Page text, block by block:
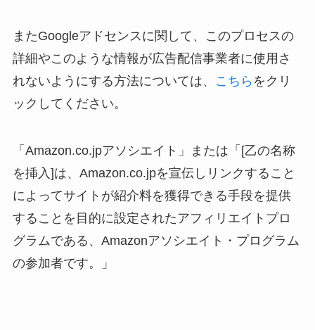
またGoogleアドセンスに関して、このプロセスの
詳細やこのような情報が広告配信事業者に使用さ
れないようにする方法については、
こちら をクリ
ックしてください。
「Amazon.co.jpアソシエイト」または「[乙の名称
を挿入]は、Amazon.co.jpを宣伝しリンクすること
によってサイトが紹介料を獲得できる手段を提供
することを目的に設定されたアフィリエイトプロ
グラムである、Amazonアソシエイト・プログラム
の参加者です。」